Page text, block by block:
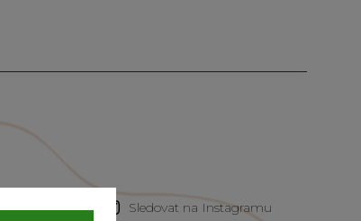
Sledovat na Instagramu